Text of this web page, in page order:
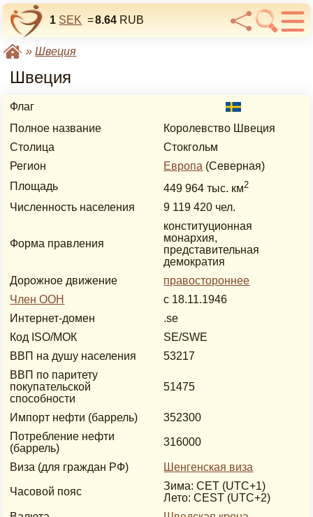
1 SEK =8.64 RUB
»Швеция
Швеция
Флаг
Полное название
Королевство Швеция
Столица
Стокгольм
Регион
Европа (Северная)
Площадь
449 964 тыс. км2
Численность населения 9 119 420 чел.
Форма правления
конституционная
монархия,
представительная
демократия
Дорожное движение
правостороннее
Член ООН
с 18.11.1946
Интернет-домен
.se
Код ISO/МОК
SE/SWE
ВВП на душу населения
53217
ВВП по паритету
покупательской
способности
51475
Импорт нефти (баррель)
352300
Потребление нефти
(баррель)
316000
Виза (для граждан РФ) Шенгенская виза
Часовой пояс
Зима: CET (UTC+1)
Лето: CEST (UTC+2)